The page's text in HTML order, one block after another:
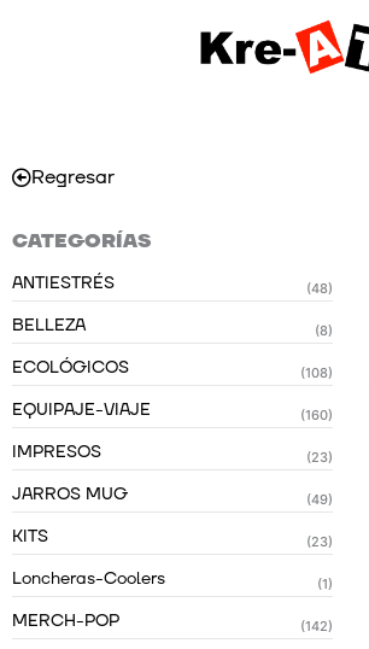
Regresar
CATEGORÍAS
ANTIESTRÉS (48)
BELLEZA (8)
ECOLÓGICOS (108)
EQUIPAJE-VIAJE (160)
IMPRESOS (23)
JARROS MUG (49)
KITS (23)
Loncheras-Coolers (1)
MERCH-POP (142)